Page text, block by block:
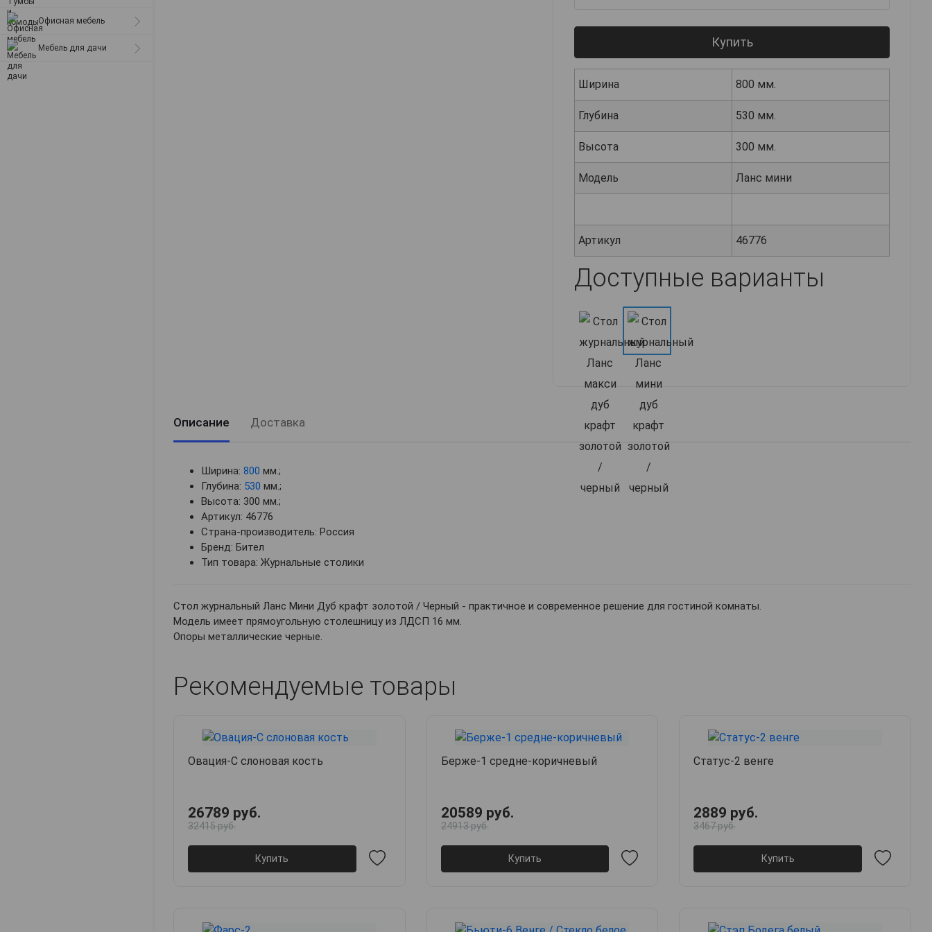
Офисная мебель
Мебель для дачи Купить
Ширина 800 мм.
Глубина 530 мм.
Высота 300 мм.
Модель Ланс мини
Артикул 46776
Доступные варианты
Описание Доставка
Ширина: 800 мм.;
Глубина: 530 мм.;
Высота: 300 мм.;
Артикул: 46776
Страна-производитель: Россия
Бренд: Бител
Тип товара: Журнальные столики
Стол журнальный Ланс Мини Дуб крафт золотой / Черный - практичное и современное решение для гостиной комнаты.
Модель имеет прямоугольную столешницу из ЛДСП 16 мм.
Опоры металлические черные.
Рекомендуемые товары
Овация-С слоновая кость
26789 руб.
32415 руб.
Купить
Берже-1 средне-коричневый
20589 руб.
24913 руб.
Купить
Статус-2 венге
2889 руб.
3467 руб.
Купить